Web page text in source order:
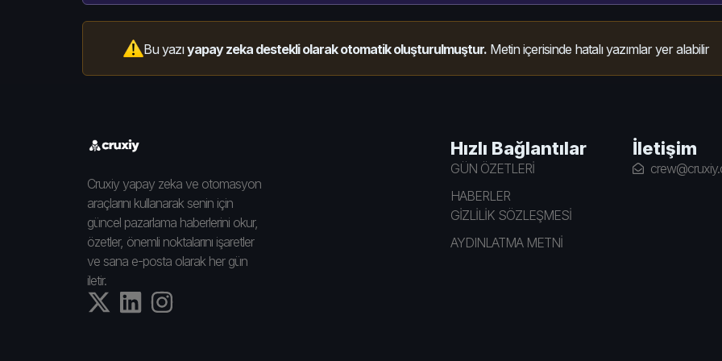
Bu yazıyapay zeka destekli olarak otomatik oluşturulmuştur. Metin içerisinde hatalı yazımlar yer alabilir
Cruxiy yapay zeka ve otomasyon
araçlarını kullanarak senin için
güncel pazarlama haberlerini okur,
özetler, önemli noktalarını işaretler
ve sana e-posta olarak her gün
iletir.
Hızlı Bağlantılar
GÜN ÖZETLERİ
HABERLER
GİZLİLİK SÖZLEŞMESİ
AYDINLATMA METNİ
İletişim